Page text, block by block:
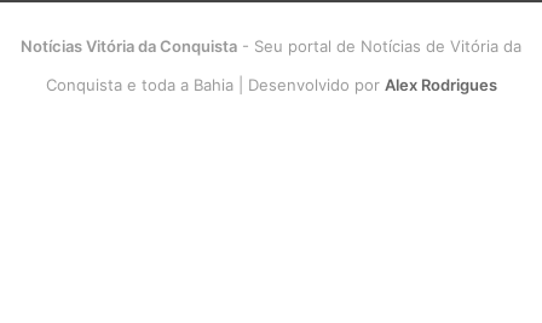
Notícias Vitória da Conquista - Seu portal de Notícias de Vitória da
Conquista e toda a Bahia | Desenvolvido por Alex Rodrigues